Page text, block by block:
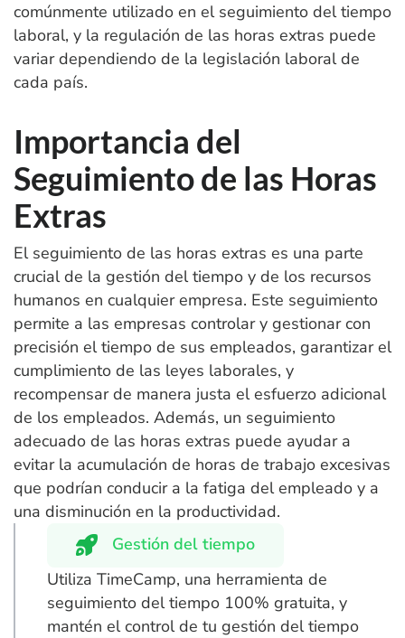
comúnmente utilizado en el seguimiento del tiempo
laboral, y la regulación de las horas extras puede
variar dependiendo de la legislación laboral de
cada país.
Importancia del
Seguimiento de las Horas
Extras
El seguimiento de las horas extras es una parte
crucial de la gestión del tiempo y de los recursos
humanos en cualquier empresa. Este seguimiento
permite a las empresas controlar y gestionar con
precisión el tiempo de sus empleados, garantizar el
cumplimiento de las leyes laborales, y
recompensar de manera justa el esfuerzo adicional
de los empleados. Además, un seguimiento
adecuado de las horas extras puede ayudar a
evitar la acumulación de horas de trabajo excesivas
que podrían conducir a la fatiga del empleado y a
una disminución en la productividad.
Gestión del tiempo
Utiliza TimeCamp, una herramienta de
seguimiento del tiempo 100% gratuita, y
mantén el control de tu gestión del tiempo